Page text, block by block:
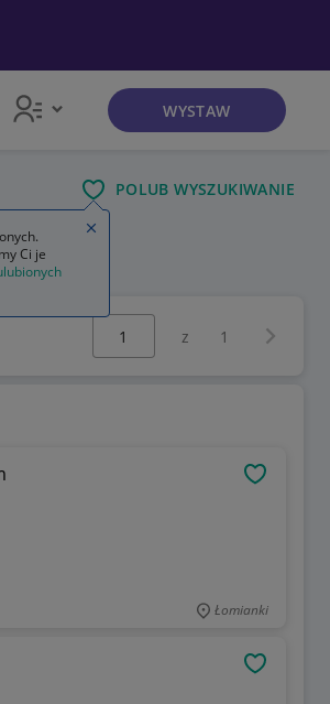
WYSTAW
POLUB WYSZUKIWANIE
Wybierz stronę:
z 1
Łomianki
Ci je
Zamknij wskazówkę